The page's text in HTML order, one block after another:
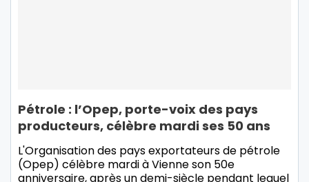
Pétrole : l’Opep, porte-voix des pays
producteurs, célèbre mardi ses 50 ans
L'Organisation des pays exportateurs de pétrole
(Opep) célèbre mardi à Vienne son 50e
anniversaire, après un demi-siècle pendant lequel